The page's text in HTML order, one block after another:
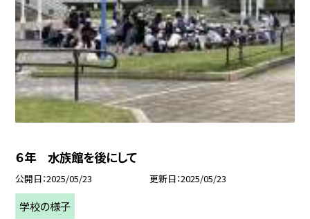
６年 水族館を後にして
公開日 2025/05/23 更新日 2025/05/23
学校の様子